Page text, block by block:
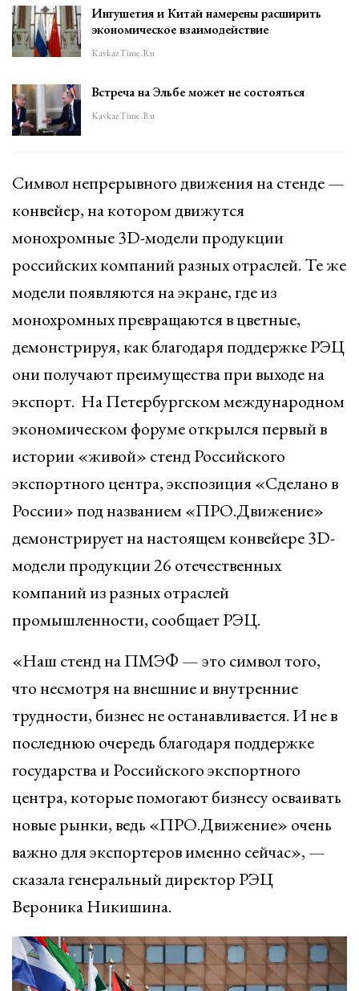
Ингушетия и Китай намерены расширить
экономическое взаимодействие
KavkazTime.ru
Встреча на Эльбе может не состояться
KavkazTime.ru
Символ непрерывного движения на стенде —
конвейер, на котором движутся
монохромные 3D-модели продукции
российских компаний разных отраслей. Те же
модели появляются на экране, где из
монохромных превращаются в цветные,
демонстрируя, как благодаря поддержке РЭЦ
они получают преимущества при выходе на
экспорт. На Петербургском международном
экономическом форуме открылся первый в
истории «живой» стенд Российского
экспортного центра, экспозиция «Сделано в
России» под названием «ПРО.Движение»
демонстрирует на настоящем конвейере 3D-
модели продукции 26 отечественных
компаний из разных отраслей
промышленности, сообщает РЭЦ.
«Наш стенд на ПМЭФ — это символ того,
что несмотря на внешние и внутренние
трудности, бизнес не останавливается. И не в
последнюю очередь благодаря поддержке
государства и Российского экспортного
центра, которые помогают бизнесу осваивать
новые рынки, ведь «ПРО.Движение» очень
важно для экспортеров именно сейчас», —
сказала генеральный директор РЭЦ
Вероника Никишина.